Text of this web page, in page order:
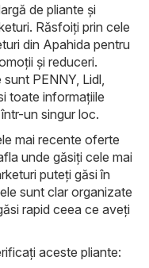
de pliante și
. Răsfoiți prin cele
din Apahida pentru
și reduceri.
sunt PENNY, Lidl
toate informațiile
un singur loc.
mai recente oferte
unde găsiți cele mai
puteți găsi în
sunt clar organizate
rapid ceea ce aveți
aceste pliante: